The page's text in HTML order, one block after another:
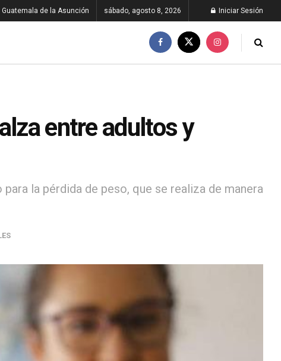
Guatemala de la Asunción sábado, agosto 8, 2026 Iniciar Sesión
entre adultos y
la pérdida de peso, que se realiza de manera